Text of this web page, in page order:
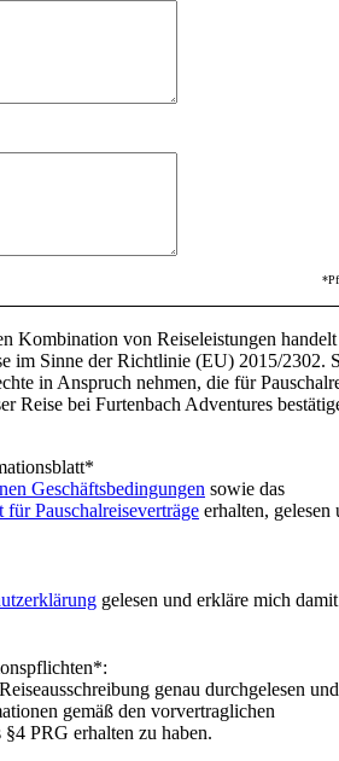
Kombination von Reiseleistungen handelt
im Sinne der Richtlinie (EU) 2015/2302.
in Anspruch nehmen, die für
Reise bei Furtenbach Adventures
*
Geschäftsbedingungen sowie das
Pauschalreiseverträge erhalten, gelesen
gelesen und erkläre mich damit
genau durchgelesen und
gemäß den vorvertraglichen
PRG erhalten zu haben.